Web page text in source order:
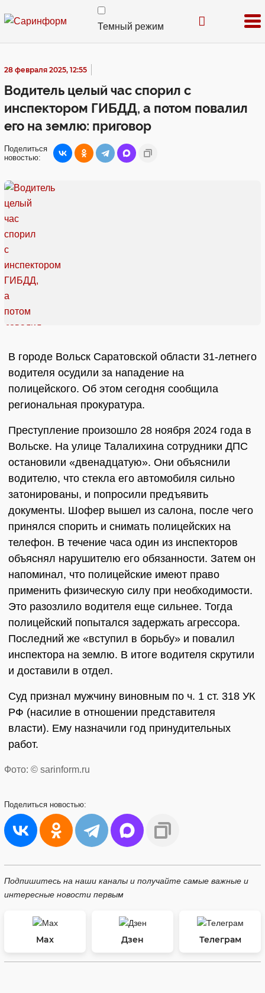
Темный режим
28 февраля 2025, 12:55
Водитель целый час спорил с
инспектором ГИБДД, а потом повалил
его на землю: приговор
Поделиться
новостью:
В городе Вольск Саратовской области 31-летнего
водителя осудили за нападение на
полицейского. Об этом сегодня сообщила
региональная прокуратура.
Преступление произошло 28 ноября 2024 года в
Вольске. На улице Талалихина сотрудники ДПС
остановили «двенадцатую». Они объяснили
водителю, что стекла его автомобиля сильно
затонированы, и попросили предъявить
документы. Шофер вышел из салона, после чего
принялся спорить и снимать полицейских на
телефон. В течение часа один из инспекторов
объяснял нарушителю его обязанности. Затем он
напоминал, что полицейские имеют право
применить физическую силу при необходимости.
Это разозлило водителя еще сильнее. Тогда
полицейский попытался задержать агрессора.
Последний же «вступил в борьбу» и повалил
инспектора на землю. В итоге водителя скрутили
и доставили в отдел.
Суд признал мужчину виновным по ч. 1 ст. 318 УК
РФ (насилие в отношении представителя
власти). Ему назначили год принудительных
работ.
Фото: © sarinform.ru
Поделиться новостью:
Подпишитесь на наши каналы и получайте самые важные и
интересные новости первым
Max Дзен Телеграм